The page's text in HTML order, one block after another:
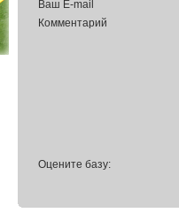
Ваш E-mail
Комментарий
Оцените базу: